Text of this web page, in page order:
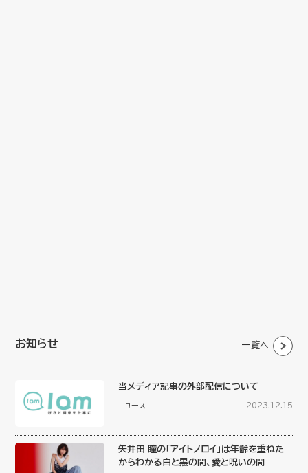
お知らせ 一覧へ
当メディア記事の外部配信について
ニュース 2023.12.15
矢井田 瞳の「アイトノロイ」は年齢を重ねた
からわかる白と黒の間、愛と呪いの間